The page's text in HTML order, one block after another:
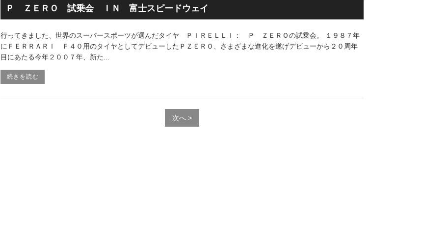
Ｐ ＺＥＲＯ 試乗会 ＩＮ 富士スピードウェイ
行ってきました、世界のスーパースポーツが選んだタイヤ ＰＩＲＥＬＬＩ： Ｐ ＺＥＲＯの試乗会。 １９８７年
にＦＥＲＲＡＲＩ Ｆ４０用のタイヤとしてデビューしたＰＺＥＲＯ、さまざまな進化を遂げデビューから２０周年
目にあたる今年２００７年、新た...
続きを読む
次へ >